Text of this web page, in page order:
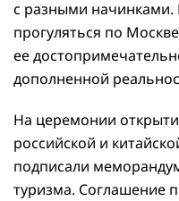
с разными
прогуляться по
ее
дополненной
На церемонии
российской и
подписали
туризма. Соглашение